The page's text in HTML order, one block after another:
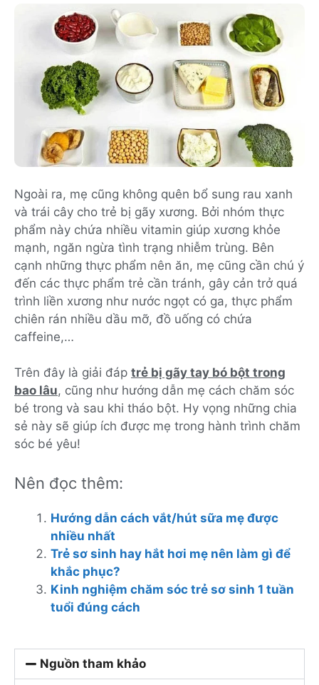
Ngoài ra, mẹ cũng không quên bổ sung rau xanh
và trái cây cho trẻ bị gãy xương. Bởi nhóm thực
phẩm này chứa nhiều vitamin giúp xương khỏe
mạnh, ngăn ngừa tình trạng nhiễm trùng. Bên
cạnh những thực phẩm nên ăn, mẹ cũng cần chú ý
đến các thực phẩm trẻ cần tránh, gây cản trở quá
trình liền xương như nước ngọt có ga, thực phẩm
chiên rán nhiều dầu mỡ, đồ uống có chứa
caffeine,…
Trên đây là giải đáp trẻ bị gãy tay bó bột trong
bao lâu, cũng như hướng dẫn mẹ cách chăm sóc
bé trong và sau khi tháo bột. Hy vọng những chia
sẻ này sẽ giúp ích được mẹ trong hành trình chăm
sóc bé yêu!
Nên đọc thêm:
Hướng dẫn cách vắt/hút sữa mẹ được
nhiều nhất
Trẻ sơ sinh hay hắt hơi mẹ nên làm gì để
khắc phục?
Kinh nghiệm chăm sóc trẻ sơ sinh 1 tuần
tuổi đúng cách
Nguồn tham khảo